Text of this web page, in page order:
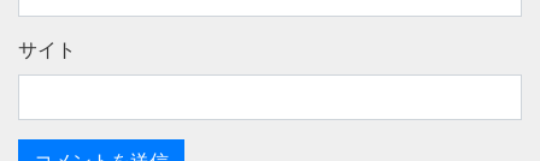
サイト